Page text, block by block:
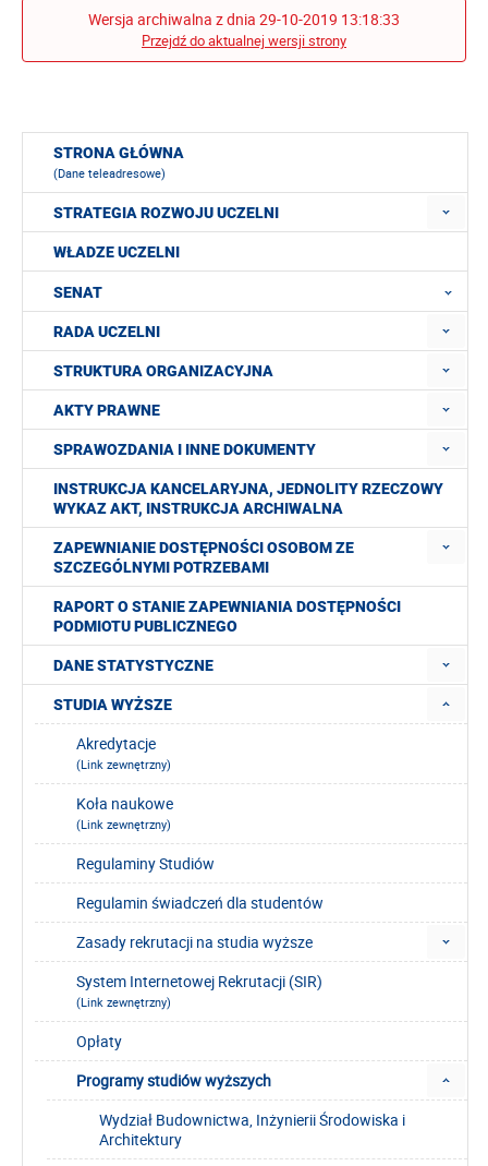
Wersja archiwalna z dnia 29-10-2019 13:18:33
Przejdź do aktualnej wersji strony
STRONA GŁÓWNA
(Dane teleadresowe)
STRATEGIA ROZWOJU UCZELNI
WŁADZE UCZELNI
SENAT
RADA UCZELNI
STRUKTURA ORGANIZACYJNA
AKTY PRAWNE
SPRAWOZDANIA I INNE DOKUMENTY
INSTRUKCJA KANCELARYJNA, JEDNOLITY RZECZOWY
WYKAZ AKT, INSTRUKCJA ARCHIWALNA
ZAPEWNIANIE DOSTĘPNOŚCI OSOBOM ZE
SZCZEGÓLNYMI POTRZEBAMI
RAPORT O STANIE ZAPEWNIANIA DOSTĘPNOŚCI
PODMIOTU PUBLICZNEGO
DANE STATYSTYCZNE
STUDIA WYŻSZE
Akredytacje
(Link zewnętrzny)
Koła naukowe
(Link zewnętrzny)
Regulaminy Studiów
Regulamin świadczeń dla studentów
Zasady rekrutacji na studia wyższe
System Internetowej Rekrutacji (SIR)
(Link zewnętrzny)
Opłaty
Programy studiów wyższych
Wydział Budownictwa, Inżynierii Środowiska i
Architektury